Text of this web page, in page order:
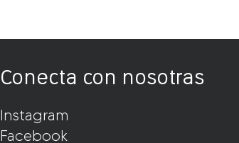
Conecta con nosotras
Instagram
Facebook